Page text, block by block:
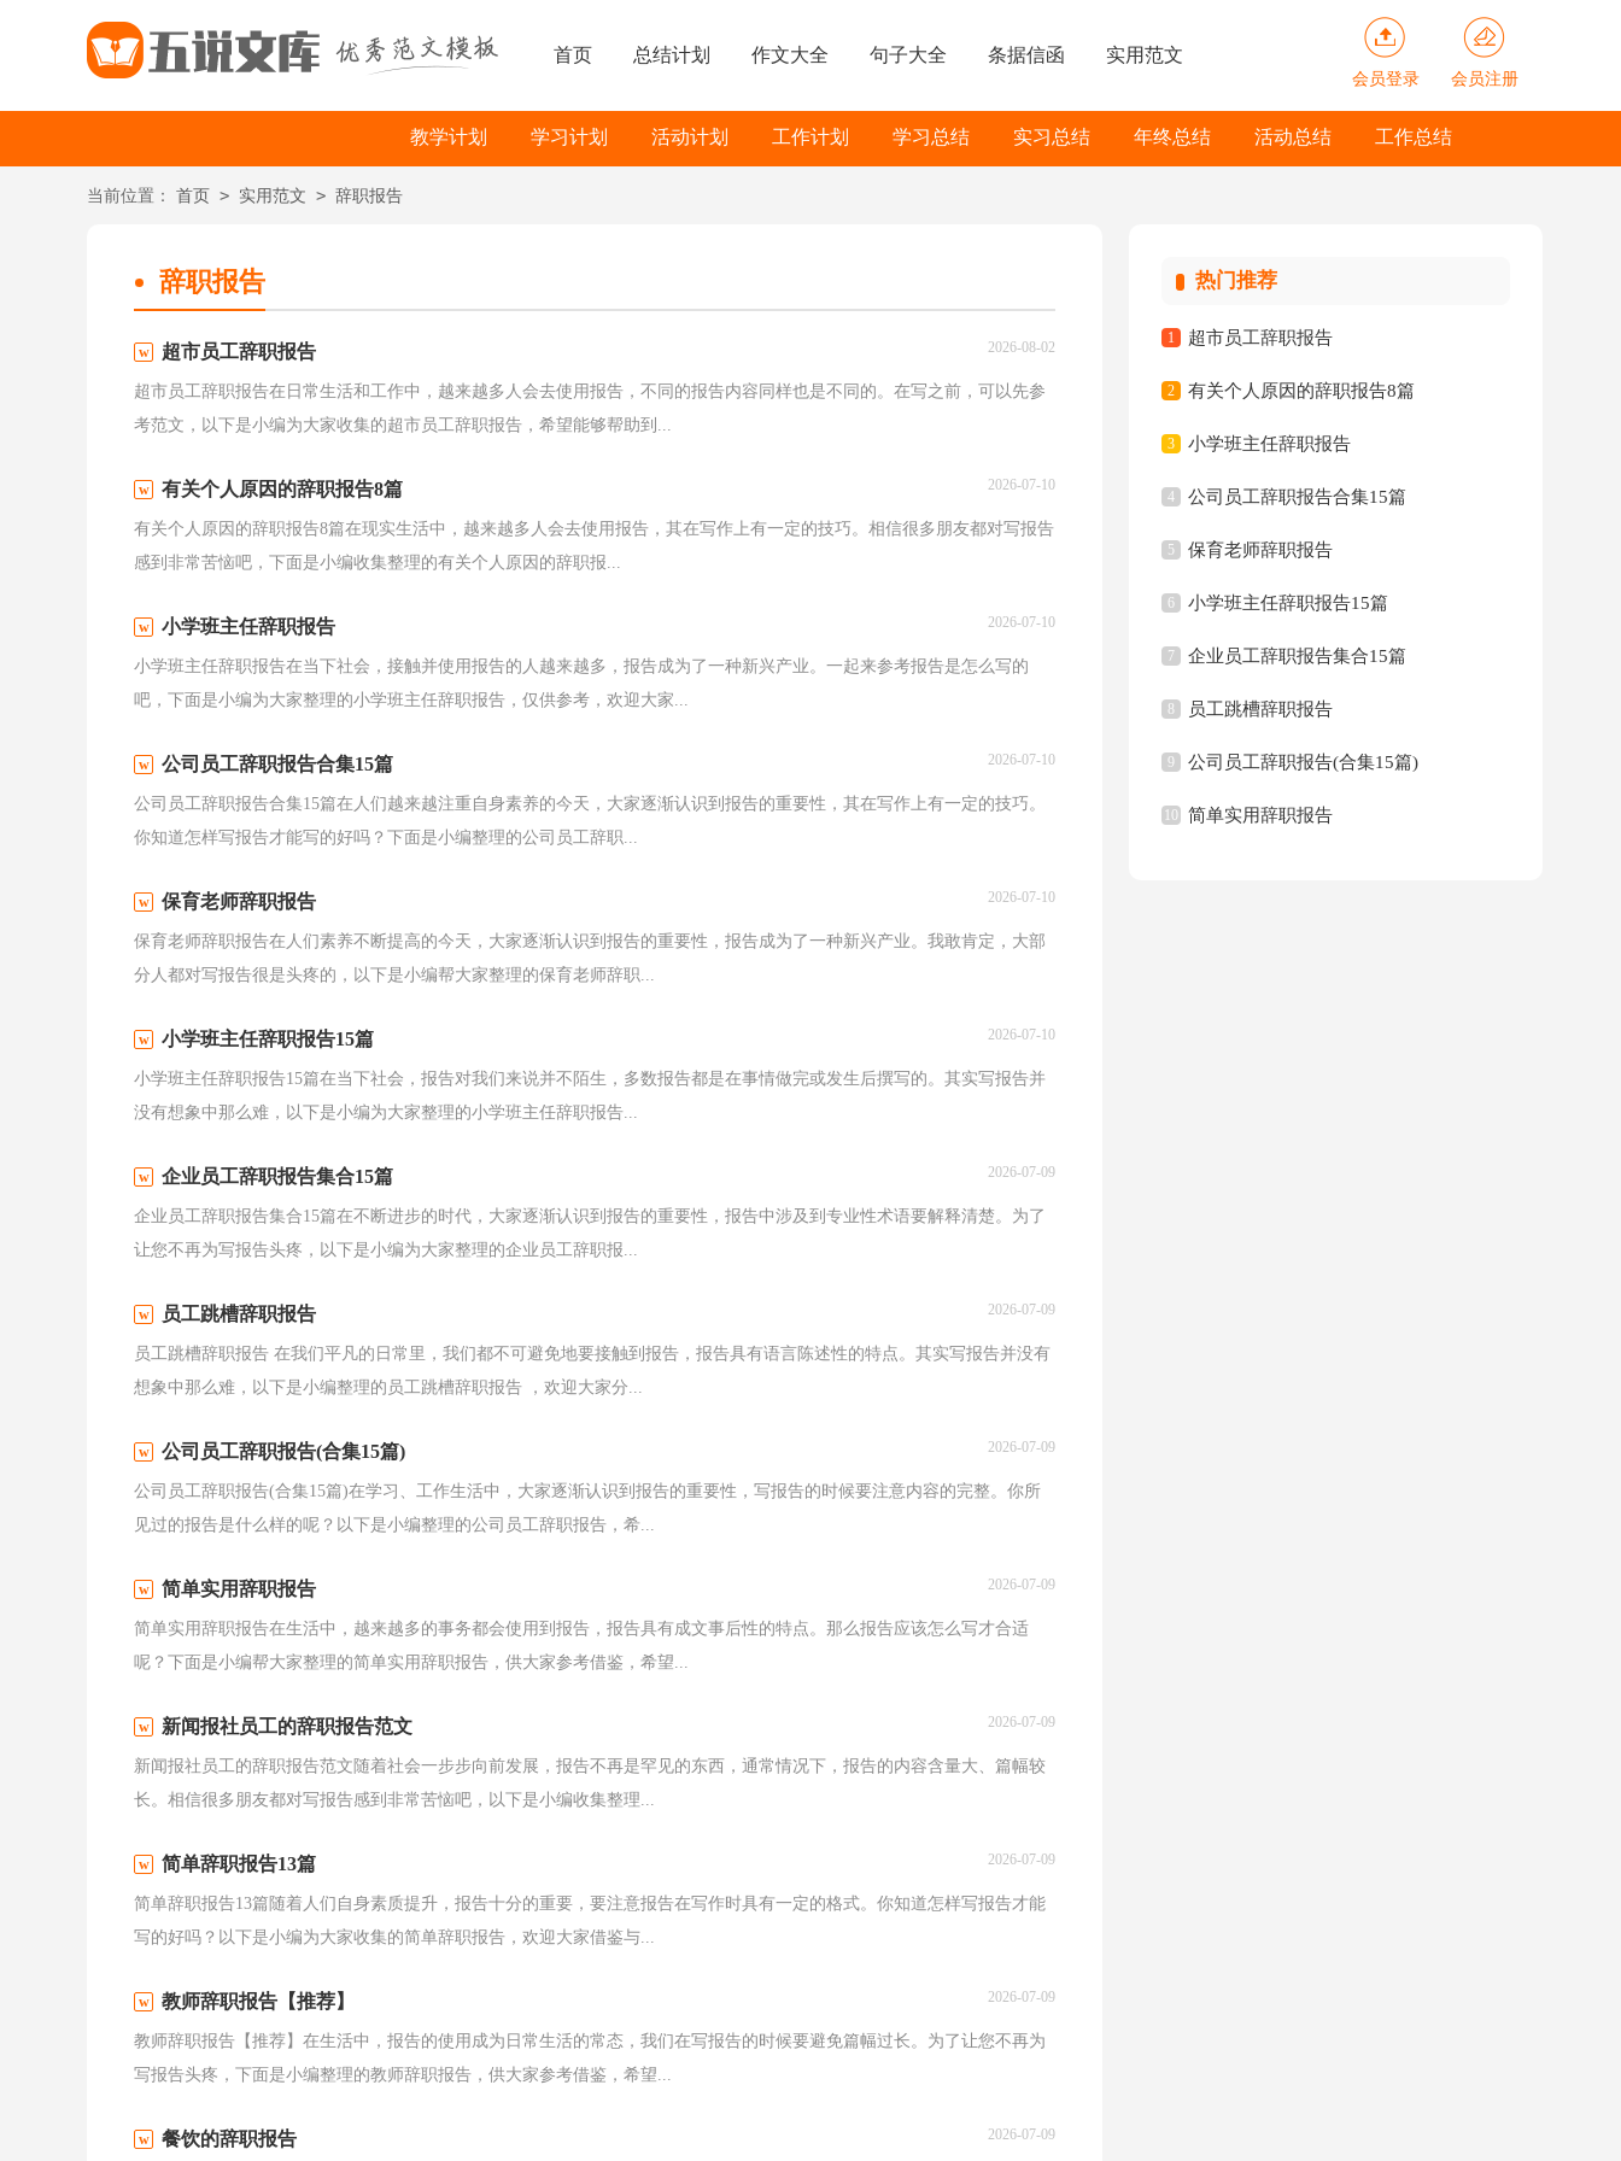
首页 总结计划 作文大全 句子大全 条据信函 实用范文
会员登录 会员注册
工作总结
活动总结
年终总结
实习总结
学习总结
工作计划
活动计划
学习计划
教学计划
当前位置： 首页 > 实用范文 > 辞职报告
辞职报告
超市员工辞职报告 2026-08-02
超市员工辞职报告在日常生活和工作中，越来越多人会去使用报告，不同的报告内容同样也是不同的。在写之前，可以先参
考范文，以下是小编为大家收集的超市员工辞职报告，希望能够帮助到...
有关个人原因的辞职报告8篇 2026-07-10
有关个人原因的辞职报告8篇在现实生活中，越来越多人会去使用报告，其在写作上有一定的技巧。相信很多朋友都对写报告
感到非常苦恼吧，下面是小编收集整理的有关个人原因的辞职报...
小学班主任辞职报告 2026-07-10
小学班主任辞职报告在当下社会，接触并使用报告的人越来越多，报告成为了一种新兴产业。一起来参考报告是怎么写的
吧，下面是小编为大家整理的小学班主任辞职报告，仅供参考，欢迎大家...
公司员工辞职报告合集15篇 2026-07-10
公司员工辞职报告合集15篇在人们越来越注重自身素养的今天，大家逐渐认识到报告的重要性，其在写作上有一定的技巧。
你知道怎样写报告才能写的好吗？下面是小编整理的公司员工辞职...
保育老师辞职报告 2026-07-10
保育老师辞职报告在人们素养不断提高的今天，大家逐渐认识到报告的重要性，报告成为了一种新兴产业。我敢肯定，大部
分人都对写报告很是头疼的，以下是小编帮大家整理的保育老师辞职...
小学班主任辞职报告15篇 2026-07-10
小学班主任辞职报告15篇在当下社会，报告对我们来说并不陌生，多数报告都是在事情做完或发生后撰写的。其实写报告并
没有想象中那么难，以下是小编为大家整理的小学班主任辞职报告...
企业员工辞职报告集合15篇 2026-07-09
企业员工辞职报告集合15篇在不断进步的时代，大家逐渐认识到报告的重要性，报告中涉及到专业性术语要解释清楚。为了
让您不再为写报告头疼，以下是小编为大家整理的企业员工辞职报...
员工跳槽辞职报告 2026-07-09
员工跳槽辞职报告 在我们平凡的日常里，我们都不可避免地要接触到报告，报告具有语言陈述性的特点。其实写报告并没有
想象中那么难，以下是小编整理的员工跳槽辞职报告 ，欢迎大家分...
公司员工辞职报告(合集15篇) 2026-07-09
公司员工辞职报告(合集15篇)在学习、工作生活中，大家逐渐认识到报告的重要性，写报告的时候要注意内容的完整。你所
见过的报告是什么样的呢？以下是小编整理的公司员工辞职报告，希...
简单实用辞职报告 2026-07-09
简单实用辞职报告在生活中，越来越多的事务都会使用到报告，报告具有成文事后性的特点。那么报告应该怎么写才合适
呢？下面是小编帮大家整理的简单实用辞职报告，供大家参考借鉴，希望...
新闻报社员工的辞职报告范文 2026-07-09
新闻报社员工的辞职报告范文随着社会一步步向前发展，报告不再是罕见的东西，通常情况下，报告的内容含量大、篇幅较
长。相信很多朋友都对写报告感到非常苦恼吧，以下是小编收集整理...
简单辞职报告13篇 2026-07-09
简单辞职报告13篇随着人们自身素质提升，报告十分的重要，要注意报告在写作时具有一定的格式。你知道怎样写报告才能
写的好吗？以下是小编为大家收集的简单辞职报告，欢迎大家借鉴与...
教师辞职报告【推荐】 2026-07-09
教师辞职报告【推荐】在生活中，报告的使用成为日常生活的常态，我们在写报告的时候要避免篇幅过长。为了让您不再为
写报告头疼，下面是小编整理的教师辞职报告，供大家参考借鉴，希望...
餐饮的辞职报告 2026-07-09
热门推荐
1 超市员工辞职报告
2 有关个人原因的辞职报告8篇
3 小学班主任辞职报告
4 公司员工辞职报告合集15篇
5 保育老师辞职报告
6 小学班主任辞职报告15篇
7 企业员工辞职报告集合15篇
8 员工跳槽辞职报告
9 公司员工辞职报告(合集15篇)
10 简单实用辞职报告